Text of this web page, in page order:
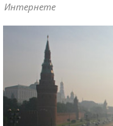
Интернете